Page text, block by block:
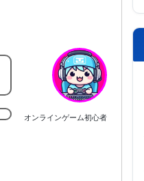
オンラインゲーム初心者